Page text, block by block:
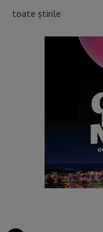
toate știrile